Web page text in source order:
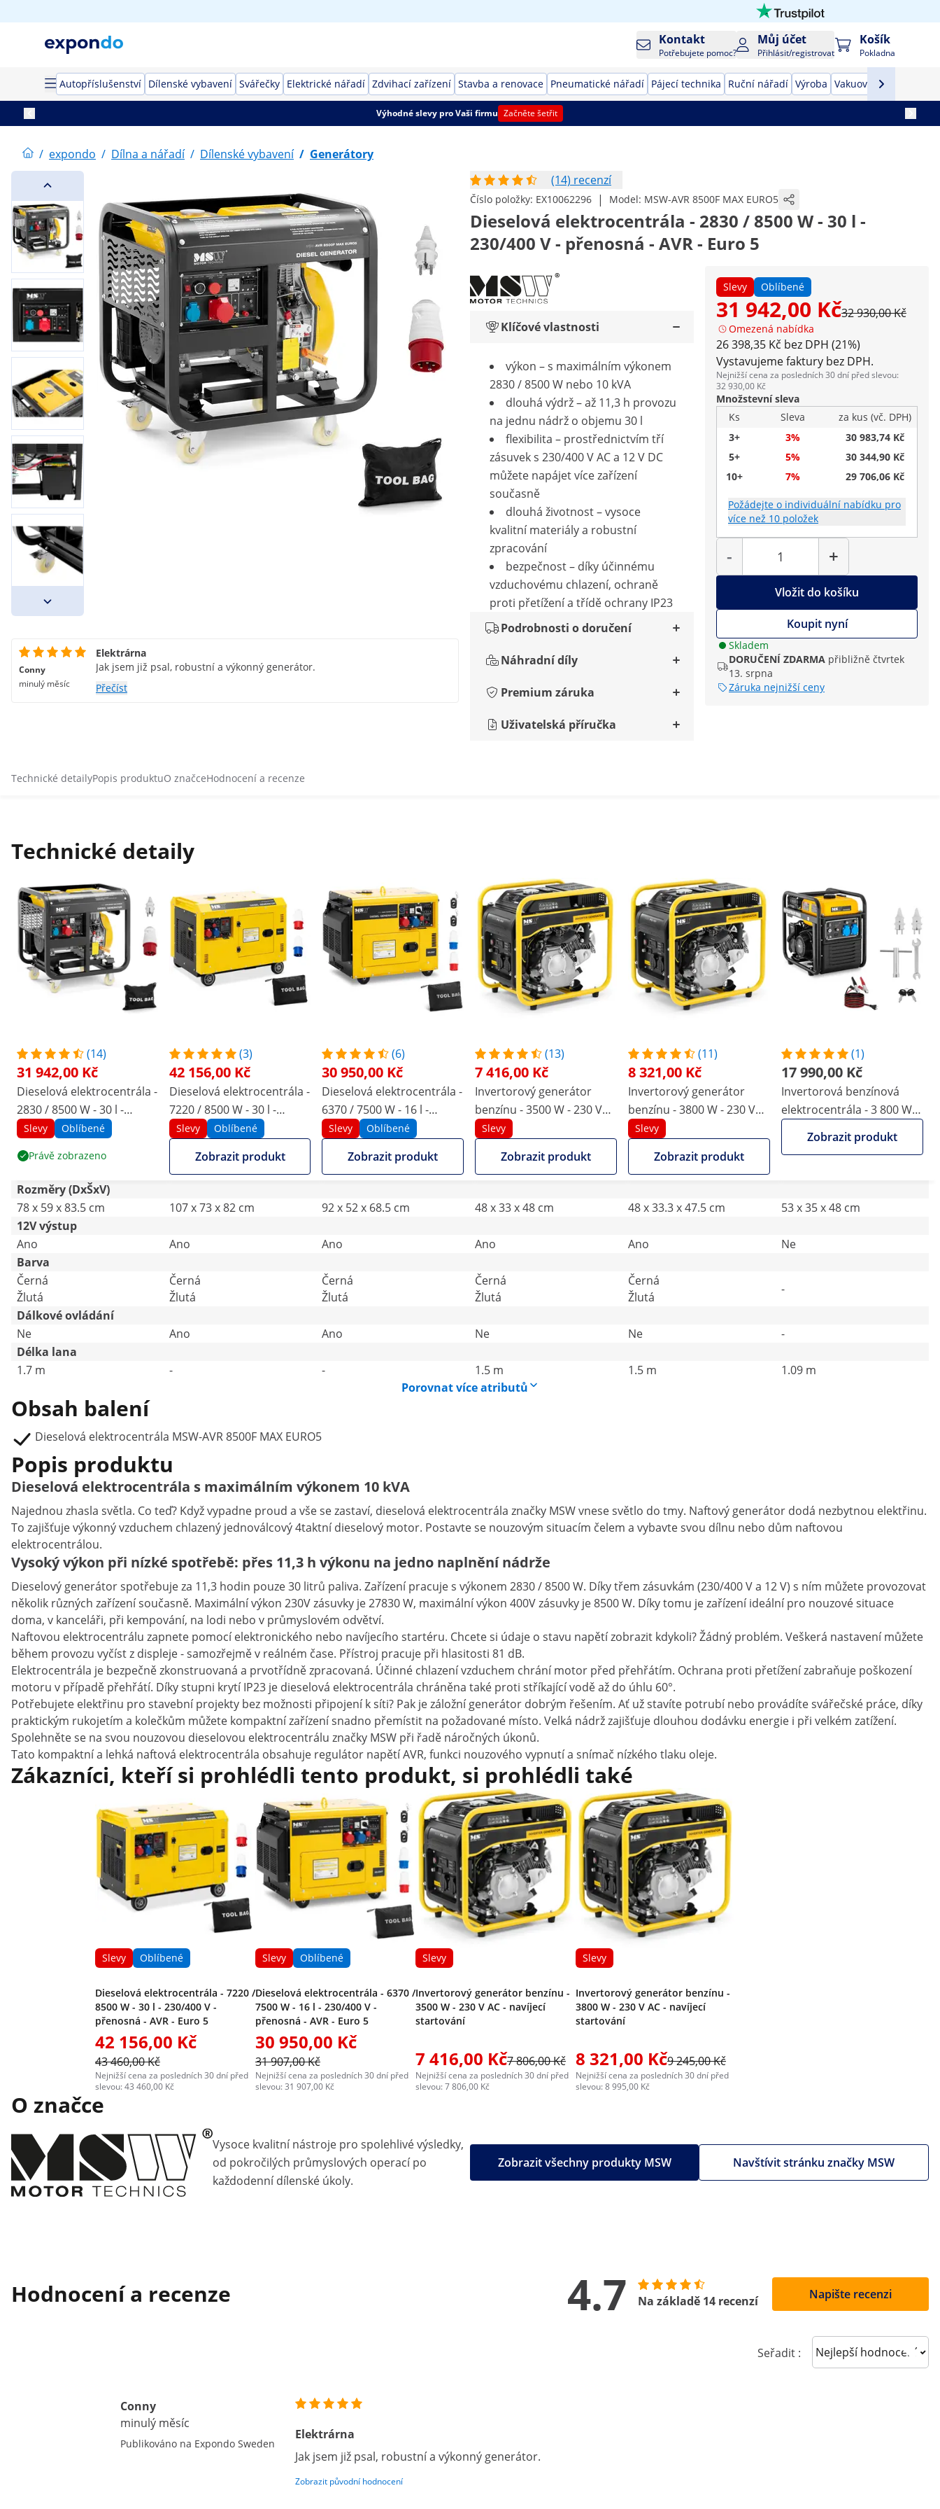
Kontakt
Potřebujete pomoc?
Můj účet
Přihlásit/registrovat
Košík
Pokladna
Autopříslušenství Dílenské vybavení Svářečky Elektrické nářadí Zdvihací zařízení Stavba a renovace Pneumatické nářadí Pájecí technika Ruční nářadí Výroba Vakuovačky
Výhodné slevy pro Vaši firmu Začněte šetřit
/ expondo / Dílna a nářadí / Dílenské vybavení / Generátory
(14) recenzí
Číslo položky: EX10062296 | Model: MSW-AVR 8500F MAX EURO5
Dieselová elektrocentrála - 2830 / 8500 W - 30 l -
230/400 V - přenosná - AVR - Euro 5
Slevy Oblíbené
31 942,00 Kč32 930,00 Kč
Omezená nabídka
26 398,35 Kč bez DPH (21%)
Vystavujeme faktury bez DPH.
Nejnižší cena za posledních 30 dní před slevou:
32 930,00 Kč
Množstevní sleva
Ks
Sleva
za kus (vč. DPH)
3+
3%
30 983,74 Kč
5+
5%
30 344,90 Kč
10+
7% 29 706,06 Kč
Požádejte o individuální nabídku pro
více než 10 položek
-
Počet
+
Vložit do košíku
Koupit nyní
Skladem
DORUČENÍ ZDARMA přibližně čtvrtek
13. srpna
Záruka nejnižší ceny
Klíčové vlastnosti
výkon – s maximálním výkonem
2830 / 8500 W nebo 10 kVA
dlouhá výdrž – až 11,3 h provozu
na jednu nádrž o objemu 30 l
flexibilita – prostřednictvím tří
zásuvek s 230/400 V AC a 12 V DC
můžete napájet více zařízení
současně
dlouhá životnost – vysoce
kvalitní materiály a robustní
zpracování
bezpečnost – díky účinnému
vzduchovému chlazení, ochraně
proti přetížení a třídě ochrany IP23
Podrobnosti o doručení
Náhradní díly
Premium záruka
Uživatelská příručka
Conny
minulý měsíc
Elektrárna
Jak jsem již psal, robustní a výkonný generátor.
Přečíst
Technické detailyPopis produktuO značceHodnocení a recenze
Technické detaily
(14)
31 942,00 Kč
Dieselová elektrocentrála -
2830 / 8500 W - 30 l -
230/400 V - přenosná -
Slevy Oblíbené
Právě zobrazeno
(3)
42 156,00 Kč
Dieselová elektrocentrála -
7220 / 8500 W - 30 l -
230/400 V - přenosná -
AVR - Euro 5
Slevy Oblíbené
Zobrazit produkt
(6)
30 950,00 Kč
Dieselová elektrocentrála -
6370 / 7500 W - 16 l -
230/400 V - přenosná - AVR
- Euro 5
Slevy Oblíbené
Zobrazit produkt
(13)
7 416,00 Kč
Invertorový generátor
benzínu - 3500 W - 230 V
AC - navíjecí startování
Slevy
Zobrazit produkt
(11)
8 321,00 Kč
Invertorový generátor
benzínu - 3800 W - 230 V
AC - navíjecí startování
Slevy
Zobrazit produkt
(1)
17 990,00 Kč
Invertorová benzínová
elektrocentrála - 3 800 W -
lankový startér
Zobrazit produkt
Rozměry (DxŠxV)
78 x 59 x 83.5 cm
107 x 73 x 82 cm 92 x 52 x 68.5 cm 48 x 33 x 48 cm 48 x 33.3 x 47.5 cm
53 x 35 x 48 cm
12V výstup
Ano
Ano Ano Ano Ano
Ne
Barva
Černá
Žlutá
Černá
Žlutá
Černá
Žlutá
Černá
Žlutá
Černá
Žlutá
-
Dálkové ovládání
Ne
Ano Ano Ne Ne
-
Délka lana
1.7 m
- - 1.5 m 1.5 m
1.09 m
Porovnat více atributů
Obsah balení
Dieselová elektrocentrála MSW-AVR 8500F MAX EURO5
Popis produktu
Dieselová elektrocentrála s maximálním výkonem 10 kVA
Najednou zhasla světla. Co teď? Když vypadne proud a vše se zastaví, dieselová elektrocentrála značky MSW vnese světlo do tmy. Naftový generátor dodá nezbytnou elektřinu.
To zajišťuje výkonný vzduchem chlazený jednoválcový 4taktní dieselový motor. Postavte se nouzovým situacím čelem a vybavte svou dílnu nebo dům naftovou
elektrocentrálou.
Vysoký výkon při nízké spotřebě: přes 11,3 h výkonu na jedno naplnění nádrže
Dieselový generátor spotřebuje za 11,3 hodin pouze 30 litrů paliva. Zařízení pracuje s výkonem 2830 / 8500 W. Díky třem zásuvkám (230/400 V a 12 V) s ním můžete provozovat
několik různých zařízení současně. Maximální výkon 230V zásuvky je 27830 W, maximální výkon 400V zásuvky je 8500 W. Díky tomu je zařízení ideální pro nouzové situace
doma, v kanceláři, při kempování, na lodi nebo v průmyslovém odvětví.
Naftovou elektrocentrálu zapnete pomocí elektronického nebo navíjecího startéru. Chcete si údaje o stavu napětí zobrazit kdykoli? Žádný problém. Veškerá nastavení můžete
během provozu vyčíst z displeje - samozřejmě v reálném čase. Přístroj pracuje při hlasitosti 81 dB.
Elektrocentrála je bezpečně zkonstruovaná a prvotřídně zpracovaná. Účinné chlazení vzduchem chrání motor před přehřátím. Ochrana proti přetížení zabraňuje poškození
motoru v případě přehřátí. Díky stupni krytí IP23 je dieselová elektrocentrála chráněna také proti stříkající vodě až do úhlu 60°.
Potřebujete elektřinu pro stavební projekty bez možnosti připojení k síti? Pak je záložní generátor dobrým řešením. Ať už stavíte potrubí nebo provádíte svářečské práce, díky
praktickým rukojetím a kolečkům můžete kompaktní zařízení snadno přemístit na požadované místo. Velká nádrž zajišťuje dlouhou dodávku energie i při velkém zatížení.
Spolehněte se na svou nouzovou dieselovou elektrocentrálu značky MSW při řadě náročných úkonů.
Tato kompaktní a lehká naftová elektrocentrála obsahuje regulátor napětí AVR, funkci nouzového vypnutí a snímač nízkého tlaku oleje.
Zákazníci, kteří si prohlédli tento produkt, si prohlédli také
Slevy Oblíbené
Dieselová elektrocentrála - 7220 /
8500 W - 30 l - 230/400 V -
přenosná - AVR - Euro 5
42 156,00 Kč
43 460,00 Kč
Nejnižší cena za posledních 30 dní před
slevou: 43 460,00 Kč
Slevy Oblíbené
Dieselová elektrocentrála - 6370 /
7500 W - 16 l - 230/400 V -
přenosná - AVR - Euro 5
30 950,00 Kč
31 907,00 Kč
Nejnižší cena za posledních 30 dní před
slevou: 31 907,00 Kč
Slevy
Invertorový generátor benzínu -
3500 W - 230 V AC - navíjecí
startování
7 416,00 Kč7 806,00 Kč
Nejnižší cena za posledních 30 dní před
slevou: 7 806,00 Kč
Slevy
Invertorový generátor benzínu -
3800 W - 230 V AC - navíjecí
startování
8 321,00 Kč9 245,00 Kč
Nejnižší cena za posledních 30 dní před
slevou: 8 995,00 Kč
O značce
Vysoce kvalitní nástroje pro spolehlivé výsledky,
od pokročilých průmyslových operací po
každodenní dílenské úkoly.
Navštívit stránku značky MSW
Zobrazit všechny produkty MSW
Hodnocení a recenze 4.7 Na základě 14 recenzí Napište recenzi
Seřadit : Sort reviews
Conny
minulý měsíc
Publikováno na Expondo Sweden
Elektrárna
Jak jsem již psal, robustní a výkonný generátor.
Zobrazit původní hodnocení